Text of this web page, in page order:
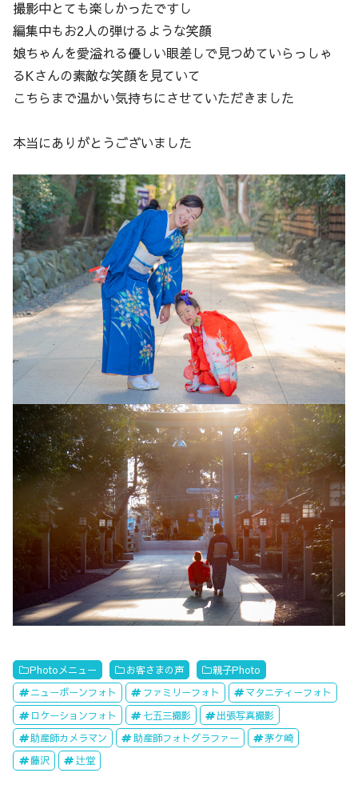
撮影中とても楽しかったですし
編集中もお2人の弾けるような笑顔
娘ちゃんを愛溢れる優しい眼差しで見つめていらっしゃ
るKさんの素敵な笑顔を見ていて
こちらまで温かい気持ちにさせていただきました
本当にありがとうございました
Photoメニュー お客さまの声
親子Photo
ニューボーンフォト
ファミリーフォト
マタニティーフォト
ロケーションフォト
七五三撮影
出張写真撮影
助産師カメラマン
助産師フォトグラファー
茅ケ崎
藤沢
辻堂